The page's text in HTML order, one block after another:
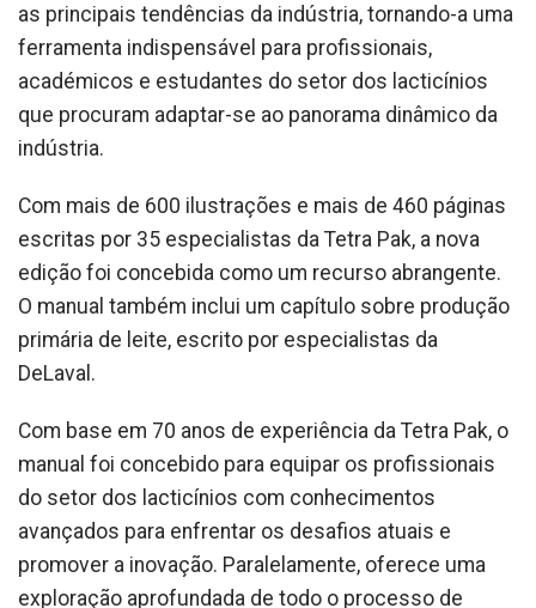
as principais tendências da indústria, tornando-a uma
ferramenta indispensável para profissionais,
académicos e estudantes do setor dos lacticínios
que procuram adaptar-se ao panorama dinâmico da
indústria.
Com mais de 600 ilustrações e mais de 460 páginas
escritas por 35 especialistas da Tetra Pak, a nova
edição foi concebida como um recurso abrangente.
O manual também inclui um capítulo sobre produção
primária de leite, escrito por especialistas da
DeLaval.
Com base em 70 anos de experiência da Tetra Pak, o
manual foi concebido para equipar os profissionais
do setor dos lacticínios com conhecimentos
avançados para enfrentar os desafios atuais e
promover a inovação. Paralelamente, oferece uma
exploração aprofundada de todo o processo de